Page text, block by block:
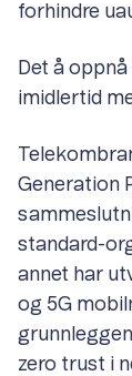
forhindre
Det å
imidlertid
Generation
standard-
annet har
og 5G
zero trust i